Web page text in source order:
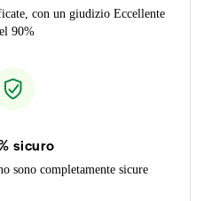
con un giudizio Eccellente
90%
sicuro
sono completamente sicure